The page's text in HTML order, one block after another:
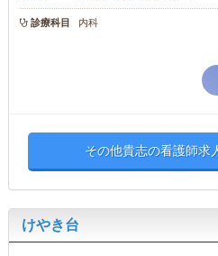
診療科目 内科
その他貴志の看護師
けやき台